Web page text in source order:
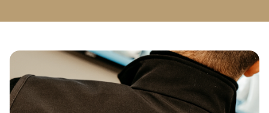
Architektur,
Widerstand
leistet
Nach EN 1143-1 zertifiziert: